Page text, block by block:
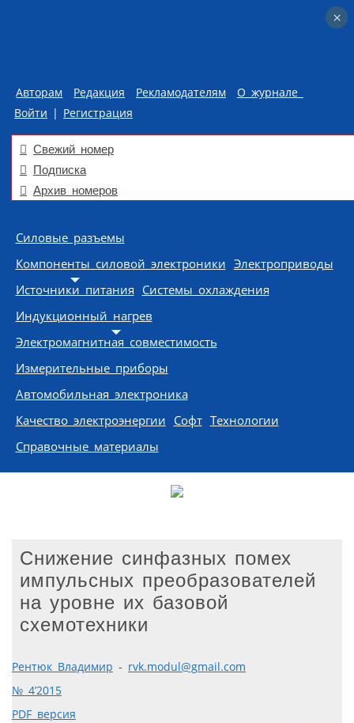
Авторам Редакция Рекламодателям
О журнале
Войти | Регистрация
Свежий номер
Подписка
Архив номеров
Skip to content
Силовые разъемы
Компоненты силовой электроники Электроприводы
Источники питания Системы охлаждения
Индукционный нагрев
Электромагнитная совместимость
Измерительные приборы
Автомобильная электроника
Качество электроэнергии Софт Технологии
Справочные материалы
Снижение синфазных помех
импульсных преобразователей
на уровне их базовой
схемотехники
Рентюк Владимир - rvk.modul@gmail.com
№ 4’2015
PDF версия
×
×